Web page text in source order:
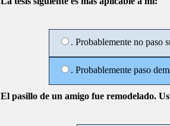
. Probablemente no paso
. Probablemente paso
El pasillo de un amigo fue remodelado.